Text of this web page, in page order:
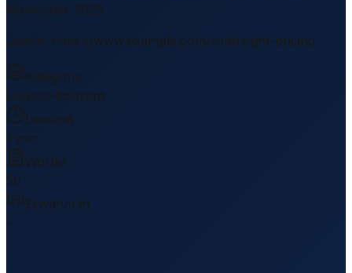
November 2025
Quelle: https://www.example.com/seafreight-pricing
Kategorie
Logistik-Konzept
Lesezeit
1 min
Wörter
50
Erwähnt in
–